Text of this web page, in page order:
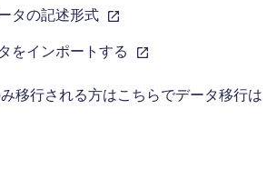
タの記述形式
をインポートする
移行される方はこちらでデータ移行は